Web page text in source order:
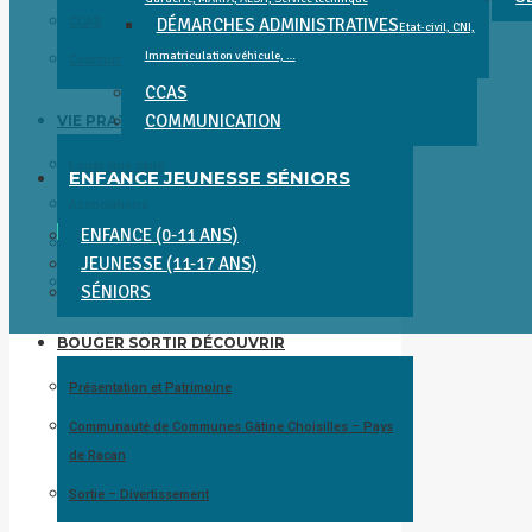
DÉMARCHES ADMINISTRATIVESEtat-civil, CNI,
Immatriculation véhicule, …
CCAS
COMMUNICATION
ENFANCE JEUNESSE SÉNIORS
ENFANCE (0-11 ANS)
JEUNESSE (11-17 ANS)
SÉNIORS
Communication
VIE PRATIQUE
COMMERCES, SERVICES, SANTÉ ET ENTREPRISES
Se déplacer
BOUGER SORTIR DÉCOUVRIR
Présentation et Patrimoine
Communauté de Communes Gâtine Choisilles – Pays
de Racan
Sortie – Divertissement